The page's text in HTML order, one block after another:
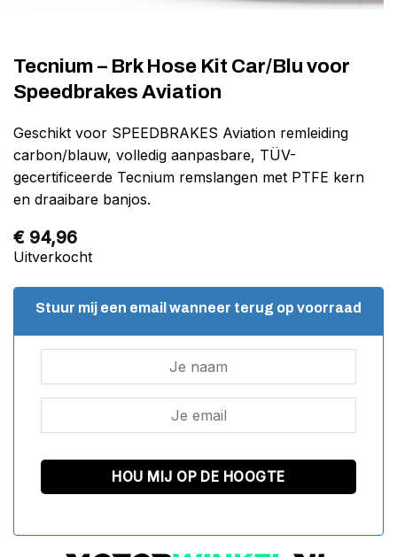
Tecnium – Brk Hose Kit Car/Blu voor
Speedbrakes Aviation
Geschikt voor SPEEDBRAKES Aviation remleiding
carbon/blauw, volledig aanpasbare, TÜV-
gecertificeerde Tecnium remslangen met PTFE kern
en draaibare banjos.
€ 94,96
Uitverkocht
Stuur mij een email wanneer terug op voorraad